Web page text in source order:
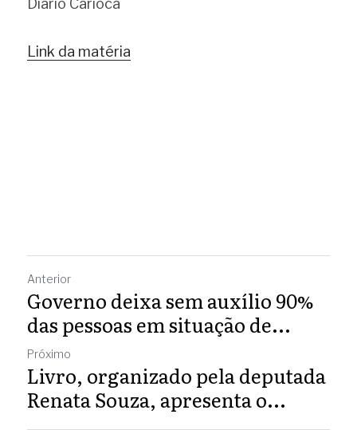
Diário Carioca
Link da matéria
Anterior
Governo deixa sem auxílio 90%
das pessoas em situação de...
Próximo
Livro, organizado pela deputada
Renata Souza, apresenta o...